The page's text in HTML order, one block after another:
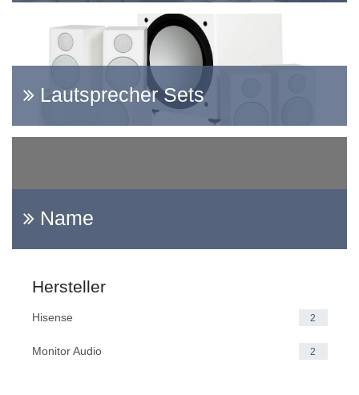
Lautsprecher Sets
Name
Hersteller
Hisense 2
Monitor Audio 2